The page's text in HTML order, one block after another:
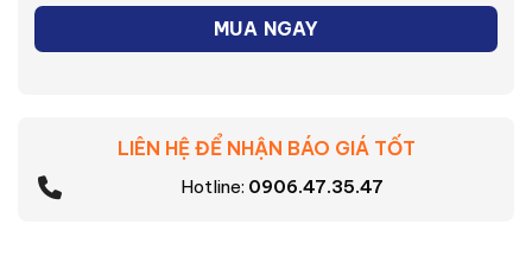
MUA NGAY
LIÊN HỆ ĐỂ NHẬN BÁO GIÁ TỐT
Hotline: 0906.47.35.47